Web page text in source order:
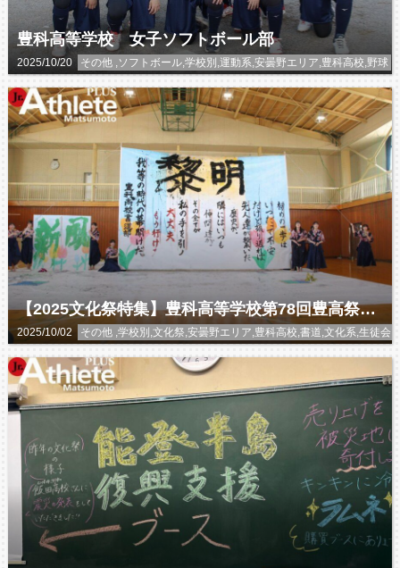
豊科高等学校 女子ソフトボール部
2025/10/20 その他 ,ソフトボール,学校別,運動系,安曇野エリア,豊科高校,野球
【2025文化祭特集】豊科高等学校第78回豊高祭 書道部
2025/10/02 その他 ,学校別,文化祭,安曇野エリア,豊科高校,書道,文化系,生徒会,